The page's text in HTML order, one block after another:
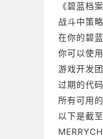
《碧蓝档
战斗中策
在你的碧
你可以使
游戏开发
过期的代
所有可用
以下是截